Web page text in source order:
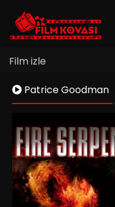
Film izle
Patrice Goodman